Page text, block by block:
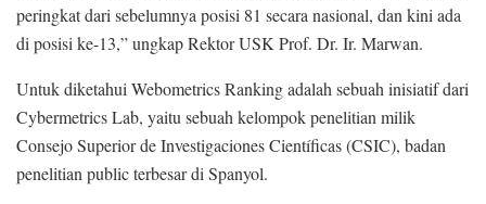
peringkat dari sebelumnya posisi 81 secara nasional, dan kini ada
di posisi ke-13,” ungkap Rektor USK Prof. Dr. Ir. Marwan.
Untuk diketahui Webometrics Ranking adalah sebuah inisiatif dari
Cybermetrics Lab, yaitu sebuah kelompok penelitian milik
Consejo Superior de Investigaciones Científicas (CSIC), badan
penelitian public terbesar di Spanyol.